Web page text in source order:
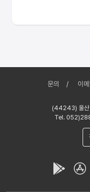
문의 이
(44243) 울산
Tel.